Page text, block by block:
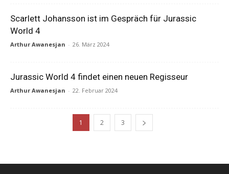
Scarlett Johansson ist im Gespräch für Jurassic
World 4
Arthur Awanesjan - 26. März 2024
Jurassic World 4 findet einen neuen Regisseur
Arthur Awanesjan - 22. Februar 2024
1 2 3